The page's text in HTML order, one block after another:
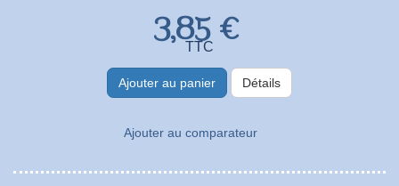
3,85 €
TTC
Ajouter au panier Détails
Ajouter au comparateur